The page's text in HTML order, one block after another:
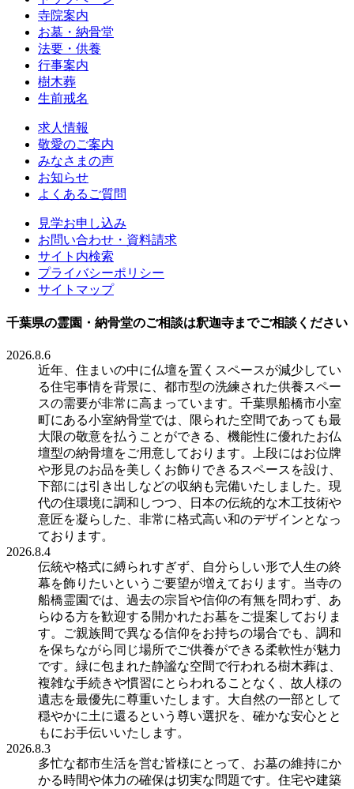
寺院案内
お墓・納骨堂
法要・供養
行事案内
樹木葬
生前戒名
求人情報
敬愛のご案内
みなさまの声
お知らせ
よくあるご質問
見学お申し込み
お問い合わせ・資料請求
サイト内検索
プライバシーポリシー
サイトマップ
千葉県の霊園・納骨堂のご相談は釈迦寺までご相談ください
2026.8.6
近年、住まいの中に仏壇を置くスペースが減少してい
る住宅事情を背景に、都市型の洗練された供養スペー
スの需要が非常に高まっています。千葉県船橋市小室
町にある小室納骨堂では、限られた空間であっても最
大限の敬意を払うことができる、機能性に優れたお仏
壇型の納骨壇をご用意しております。上段にはお位牌
や形見のお品を美しくお飾りできるスペースを設け、
下部には引き出しなどの収納も完備いたしました。現
代の住環境に調和しつつ、日本の伝統的な木工技術や
意匠を凝らした、非常に格式高い和のデザインとなっ
ております。
2026.8.4
伝統や格式に縛られすぎず、自分らしい形で人生の終
幕を飾りたいというご要望が増えております。当寺の
船橋霊園では、過去の宗旨や信仰の有無を問わず、あ
らゆる方を歓迎する開かれたお墓をご提案しておりま
す。ご親族間で異なる信仰をお持ちの場合でも、調和
を保ちながら同じ場所でご供養ができる柔軟性が魅力
です。緑に包まれた静謐な空間で行われる樹木葬は、
複雑な手続きや慣習にとらわれることなく、故人様の
遺志を最優先に尊重いたします。大自然の一部として
穏やかに土に還るという尊い選択を、確かな安心とと
もにお手伝いいたします。
2026.8.3
多忙な都市生活を営む皆様にとって、お墓の維持にか
かる時間や体力の確保は切実な問題です。住宅や建築